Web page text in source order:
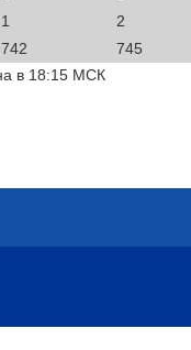
1 2
742 745
в 18:15 МСК